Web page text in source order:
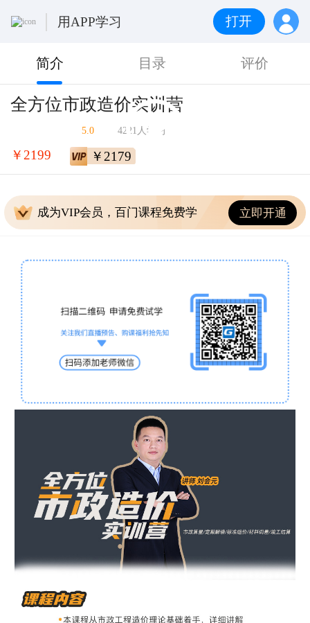
用APP学习 打开
简介 目录 评价
全方位市政造价实训营
5.0 4221人学习
￥2199 ￥2179
成为VIP会员，百门课程免费学 立即开通